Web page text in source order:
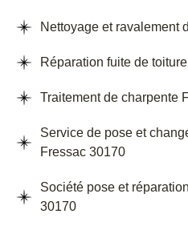
Nettoyage et ravalement
Réparation fuite de
Traitement de charpente
Service de pose et
Fressac 30170
Société pose et
30170